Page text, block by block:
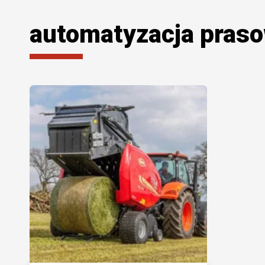
automatyzacja